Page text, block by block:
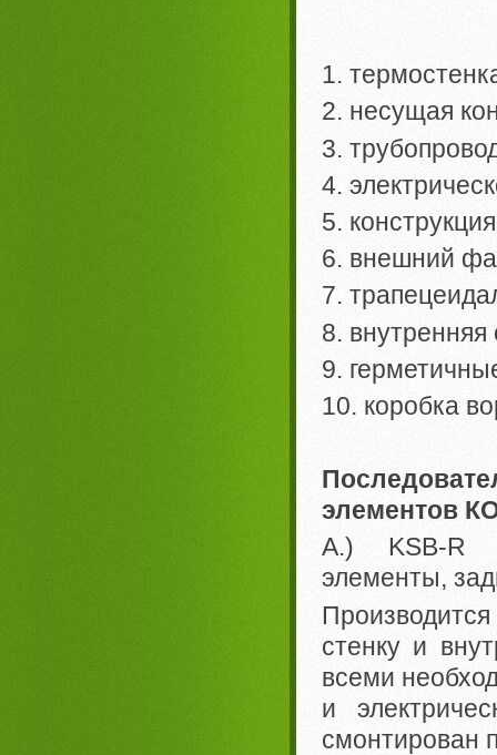
1.
2. несущая
3.
4.
5.
6. внешний
7.
8.
9.
10. коробка
элементов
A.) KSB-R
элементы,
стенку и
всеми
и
смонтирован